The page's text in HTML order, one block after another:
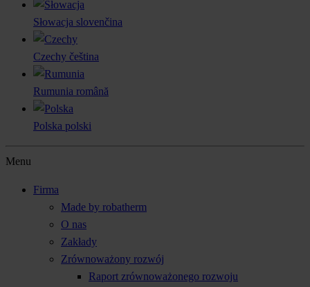
Słowacja slovenčina
Czechy čeština
Rumunia română
Polska polski
Menu
Firma
Made by robatherm
O nas
Zakłady
Zrównoważony rozwój
Raport zrównoważonego rozwoju